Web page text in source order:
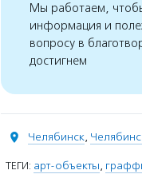
Мы работаем,
информация и
вопросу в
достигнем
Челябинск,
ТЕГИ: арт-объекты,